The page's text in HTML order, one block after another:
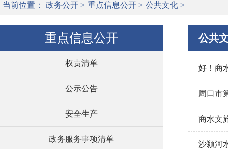
当前位置： 政务公开 > 重点信息公开 > 公共文化 >
重点信息公开
权责清单
公示公告
安全生产
政务服务事项清单
公共
好！商
周口市
商水文
沙颍河